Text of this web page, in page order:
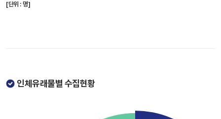
[단위 : 명]
인체유래물별 수집현황